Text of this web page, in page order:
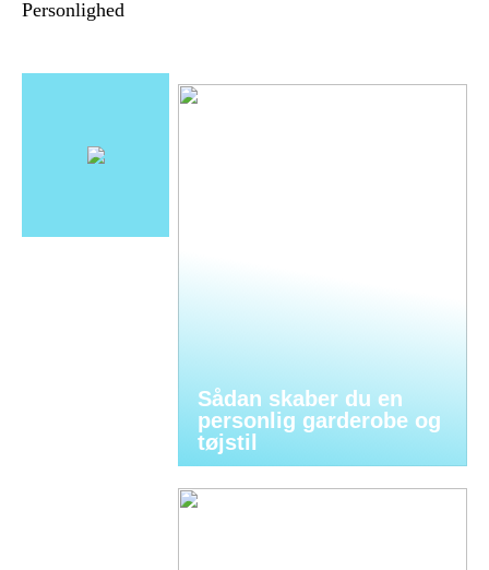
Personlighed
Sådan skaber du en
personlig garderobe og
tøjstil